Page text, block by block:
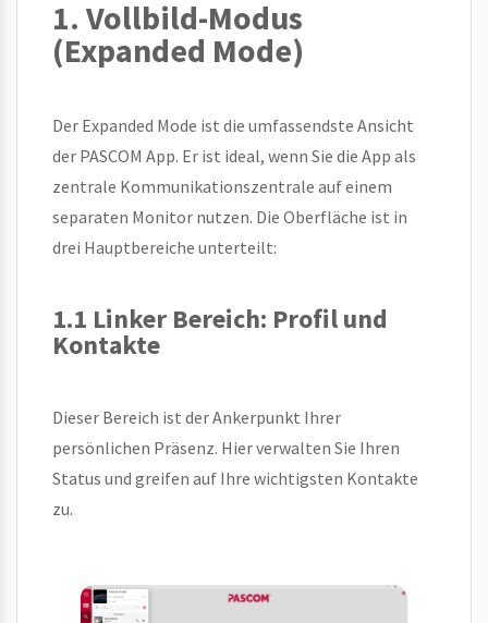
1. Vollbild-Modus
(Expanded Mode)
Der Expanded Mode ist die umfassendste Ansicht
der PASCOM App. Er ist ideal, wenn Sie die App als
zentrale Kommunikationszentrale auf einem
separaten Monitor nutzen. Die Oberfläche ist in
drei Hauptbereiche unterteilt:
1.1 Linker Bereich: Profil und
Kontakte
Dieser Bereich ist der Ankerpunkt Ihrer
persönlichen Präsenz. Hier verwalten Sie Ihren
Status und greifen auf Ihre wichtigsten Kontakte
zu.